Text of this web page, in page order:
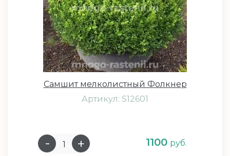
Самшит мелколистный Фолкнер
Артикул: S12601
1100 руб.